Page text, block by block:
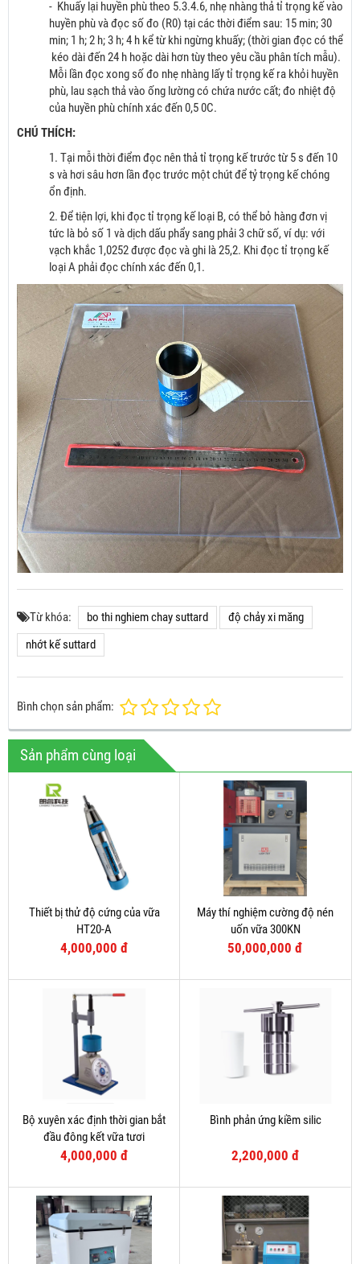
- Khuấy lại huyền phù theo 5.3.4.6, nhẹ nhàng thả tỉ trọng kế vào
huyền phù và đọc số đo (R0) tại các thời điểm sau: 15 min; 30
min; 1 h; 2 h; 3 h; 4 h kể từ khi ngừng khuấy; (thời gian đọc có thể
kéo dài đến 24 h hoặc dài hơn tùy theo yêu cầu phân tích mẫu).
Mỗi lần đọc xong số đo nhẹ nhàng lấy tỉ trọng kế ra khỏi huyền
phù, lau sạch thả vào ống lường có chứa nước cất; đo nhiệt độ
của huyền phù chính xác đến 0,5 0C.
CHÚ THÍCH:
1. Tại mỗi thời điểm đọc nên thả tỉ trọng kế trước từ 5 s đến 10
s và hơi sâu hơn lần đọc trước một chút để tỷ trọng kế chóng
ổn định.
2. Để tiện lợi, khi đọc tỉ trọng kế loại B, có thể bỏ hàng đơn vị
tức là bỏ số 1 và dịch dấu phẩy sang phải 3 chữ số, ví dụ: với
vạch khắc 1,0252 được đọc và ghi là 25,2. Khi đọc tỉ trọng kế
loại A phải đọc chính xác đến 0,1.
Từ khóa: bo thi nghiem chay suttard
độ chảy xi măng
nhớt kế suttard
Bình chọn sản phẩm:
Sản phẩm cùng loại
Thiết bị thử độ cứng của vữa
HT20-A
4,000,000 đ
Máy thí nghiệm cường độ nén
uốn vữa 300KN
50,000,000 đ
Bộ xuyên xác định thời gian bắt
đầu đông kết vữa tươi
4,000,000 đ
Bình phản ứng kiềm silic
2,200,000 đ